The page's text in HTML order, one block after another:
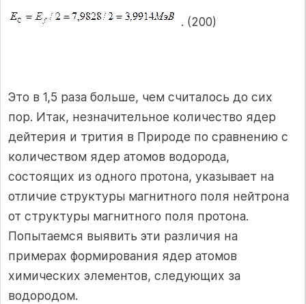
. (200)
Это в 1,5 раза больше, чем считалось до сих
пор. Итак, незначительное количество ядер
дейтерия и трития в Природе по сравнению с
количеством ядер атомов водорода,
состоящих из одного протона, указывает на
отличие структуры магнитного поля нейтрона
от структуры магнитного поля протона.
Попытаемся выявить эти различия на
примерах формирования ядер атомов
химических элементов, следующих за
водородом.